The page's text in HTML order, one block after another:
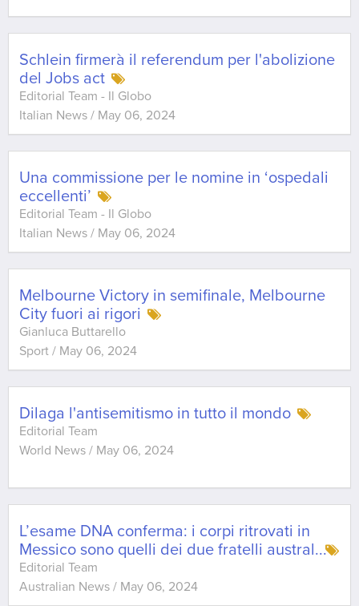
Schlein firmerà il referendum per l'abolizione
del Jobs act
Editorial Team - Il Globo
Italian News / May 06, 2024
Una commissione per le nomine in ‘ospedali
eccellenti’
Editorial Team - Il Globo
Italian News / May 06, 2024
Melbourne Victory in semifinale, Melbourne
City fuori ai rigori
Gianluca Buttarello
Sport / May 06, 2024
Dilaga l'antisemitismo in tutto il mondo
Editorial Team
World News / May 06, 2024
L’esame DNA conferma: i corpi ritrovati in
Messico sono quelli dei due fratelli austral...
Editorial Team
Australian News / May 06, 2024